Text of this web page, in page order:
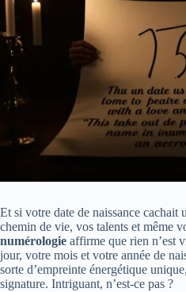
Et si votre date de naissance cachait
chemin de vie, vos talents et même
numérologie affirme que rien n’est
jour, votre mois et votre année de
sorte d’empreinte énergétique
signature. Intriguant, n’est‑ce pas ?